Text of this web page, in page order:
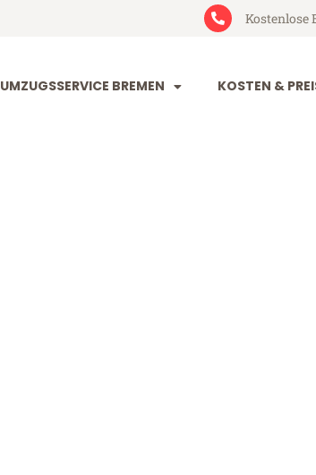
Kostenlose
UMZUGSSERVICE BREMEN KOSTEN &